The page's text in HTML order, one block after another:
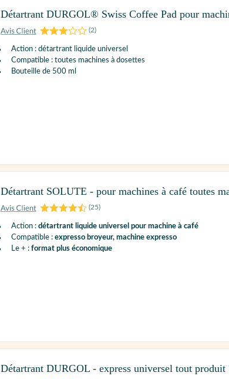
Détartrant DURGOL® Swiss Coffee Pad pour
(2)
Action : détartrant liquide universel
Compatible : toutes machines à dosettes
Bouteille de 500 ml
Détartrant SOLUTE - pour machines à café toutes
(25)
Action : détartrant liquide universel pour machine à café
Compatible : expresso broyeur, machine expresso
Le + : format plus économique
Détartrant DURGOL - express universel tout produit